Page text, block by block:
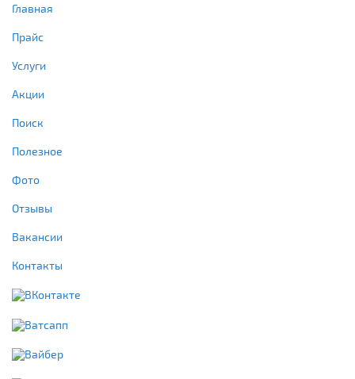
Главная
Прайс
Услуги
Акции
Поиск
Полезное
Фото
Отзывы
Вакансии
Контакты